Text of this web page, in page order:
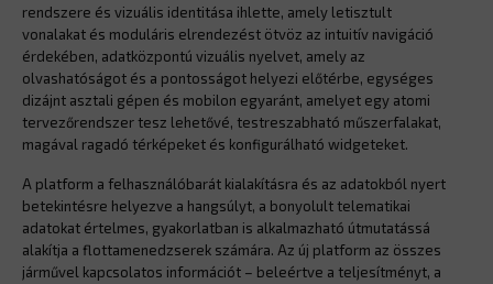
rendszere és vizuális identitása ihlette, amely letisztult
vonalakat és moduláris elrendezést ötvöz az intuitív navigáció
érdekében, adatközpontú vizuális nyelvet, amely az
olvashatóságot és a pontosságot helyezi előtérbe, egységes
dizájnt asztali gépen és mobilon egyaránt, amelyet egy atomi
tervezőrendszer tesz lehetővé, testreszabható műszerfalakat,
magával ragadó térképeket és konfigurálható widgeteket.
A platform a felhasználóbarát kialakításra és az adatokból nyert
betekintésre helyezve a hangsúlyt, a bonyolult telematikai
adatokat értelmes, gyakorlatban is alkalmazható útmutatássá
alakítja a flottamenedzserek számára. Az új platform az összes
járművel kapcsolatos információt – beleértve a teljesítményt, a